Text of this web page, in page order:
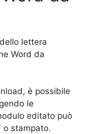
lettera
Word da
è possibile
le
editato può
o stampato.